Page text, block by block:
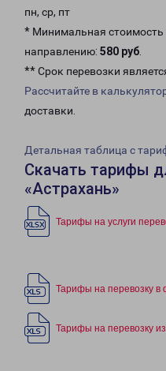
пн, ср, пт
* Минимальная
направлению: 580 руб.
** Срок перевозки
Рассчитайте в
доставки.
Детальная таблица с
Скачать тарифы
«Астрахань»
Тарифы на услуги
Тарифы на перевозку в
Тарифы на перевозку